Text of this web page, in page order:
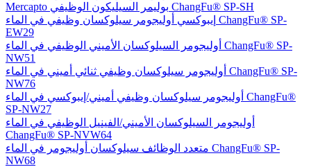
Mercapto بوليمر السيليكون الوظيفي ChangFu® SP-SH
إيبوكسي أوليجومر سيلوكسان وظيفي في الماء ChangFu® SP-
EW29
أوليجومر السيلوكسان الأميني الوظيفي في الماء ChangFu® SP-
NW51
أوليجومر سيلوكسان وظيفي ثنائي أميني في الماء ChangFu® SP-
NW76
أوليجومر سيلوكسان وظيفي أميني/إيبوكسي في الماء ChangFu®
SP-NW27
أوليجومر السيلوكسان الأميني/الفينيل الوظيفي في الماء
ChangFu® SP-NVW64
متعدد الوظائف سيلوكسان أوليجومر في الماء ChangFu® SP-
NW68